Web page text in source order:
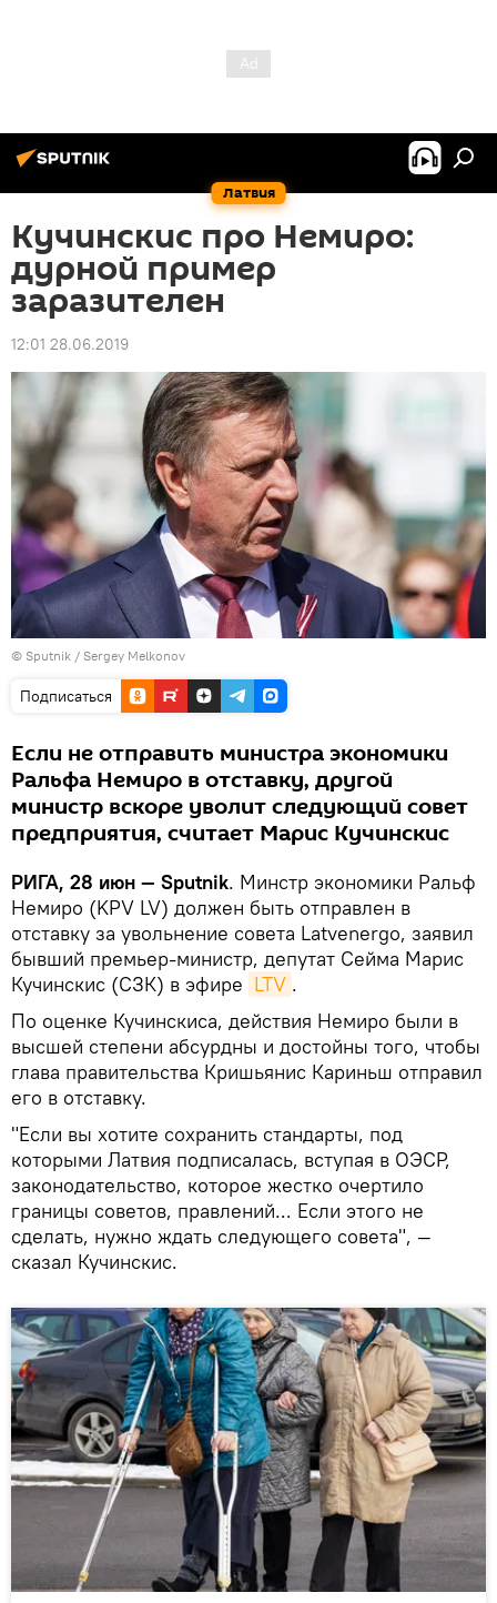
Латвия
Кучинскис про Немиро:
дурной пример
заразителен
12:01 28.06.2019
© Sputnik / Sergey Melkonov
Подписаться
Если не отправить министра экономики
Ральфа Немиро в отставку, другой
министр вскоре уволит следующий совет
предприятия, считает Марис Кучинскис
РИГА, 28 июн — Sputnik. Минстр экономики Ральф
Немиро (KPV LV) должен быть отправлен в
отставку за увольнение совета Latvenergo, заявил
бывший премьер-министр, депутат Сейма Марис
Кучинскис (СЗК) в эфире LTV .
По оценке Кучинскиса, действия Немиро были в
высшей степени абсурдны и достойны того, чтобы
глава правительства Кришьянис Кариньш отправил
его в отставку.
"Если вы хотите сохранить стандарты, под
которыми Латвия подписалась, вступая в ОЭСР,
законодательство, которое жестко очертило
границы советов, правлений... Если этого не
сделать, нужно ждать следующего совета", —
сказал Кучинскис.